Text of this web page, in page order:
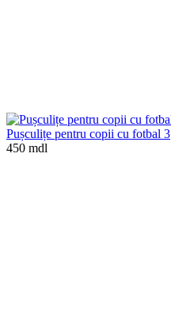
Pușculițe pentru copii cu fotbal 3
450 mdl